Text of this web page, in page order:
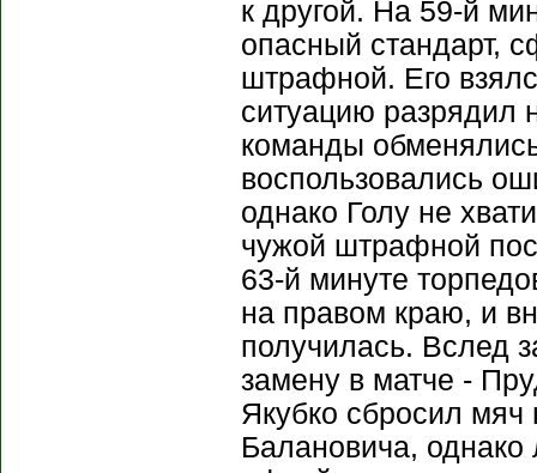
к другой. На 59-й
опасный стандарт,
штрафной. Его
ситуацию разрядил
команды
воспользовались
однако Голу не
чужой штрафной
63-й минуте
на правом краю, и
получилась. Вслед
замену в матче -
Якубко сбросил
Балановича,